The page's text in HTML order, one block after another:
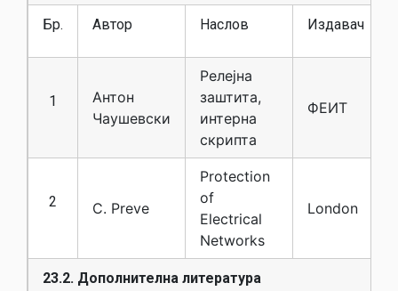
Бр. Автор Наслов Издавач
1
Антон
Чаушевски
Релејна
заштита,
интерна
скрипта
ФЕИТ
2 C. Preve
Protection
of
Electrical
Networks
London
23.2. Дополнителна литература